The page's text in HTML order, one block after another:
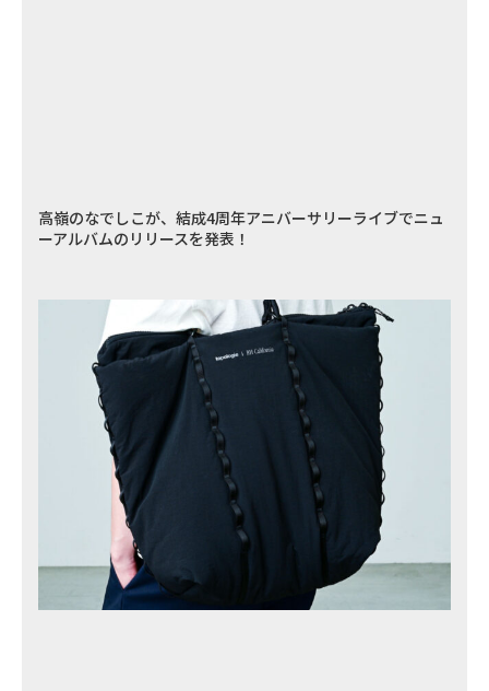
高嶺のなでしこが、結成4周年アニバーサリーライブでニュ
ーアルバムのリリースを発表！